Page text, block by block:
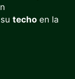
techo en la